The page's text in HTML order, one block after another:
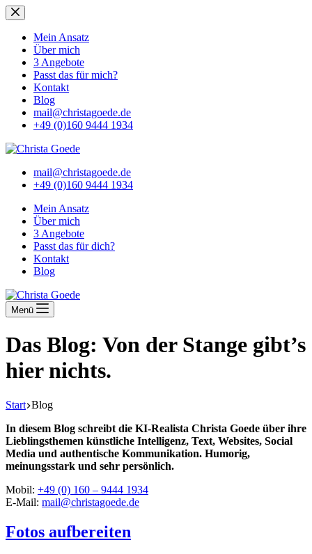
Zum
Inhalt
springenMein Ansatz
Über mich
3 Angebote
Passt das für mich?
Kontakt
Blog
mail@christagoede.de
+49 (0)160 9444 1934
mail@christagoede.de
+49 (0)160 9444 1934
Mein Ansatz
Über mich
3 Angebote
Passt das für dich?
Kontakt
Blog
Menü
Das Blog: Von der Stange gibt’s
hier nichts.
Start Blog
In diesem Blog schreibt die KI-Realista Christa Goede über ihre
Lieblingsthemen künstliche Intelligenz, Text, Websites, Social
Media und authentische Kommunikation. Humorig,
meinungsstark und sehr persönlich.
Mobil: +49 (0) 160 – 9444 1934
E-Mail: mail@christagoede.de
Fotos aufbereiten